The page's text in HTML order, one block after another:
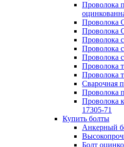
Проволока
Проволока
Проволока
Проволока
Проволока
Проволока
Проволока
Проволока
Сварочная
Проволока
Проволока
17305-71
Купить болты
Анкерный
Болт